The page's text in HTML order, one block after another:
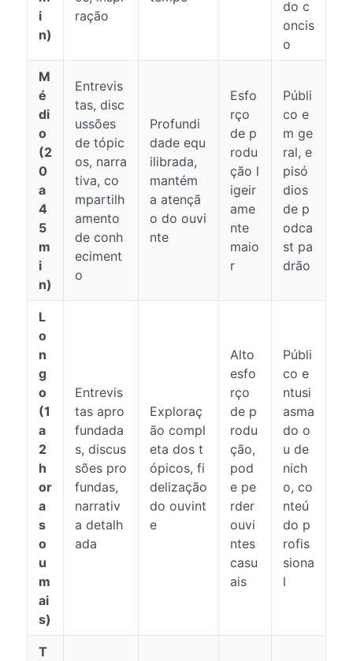
i
n)
ração
do c
oncis
o
M
é
di
o
(2
0
a
4
5
m
i
n)
Entrevis
tas, disc
ussões
de tópic
os, narra
tiva, co
mpartilh
amento
de conh
eciment
o
Profundi
dade equ
ilibrada,
mantém
a atençã
o do ouvi
nte
Esfo
rço
de p
rodu
ção l
igeir
ame
nte
maio
r
Públi
co e
m ge
ral, e
pisó
dios
de p
odca
st pa
drão
L
o
n
g
o
(1
a
2
h
or
a
s
o
u
m
ai
s)
Entrevis
tas apro
fundada
s, discus
sões pro
fundas,
narrativ
a detalh
ada
Exploraç
ão compl
eta dos t
ópicos, fi
delização
do ouvint
e
Alto
esfo
rço
de p
rodu
ção,
pod
e pe
rder
ouvi
ntes
casu
ais
Públi
co e
ntusi
asma
do o
u de
nich
o, co
nteú
do p
rofis
siona
l
T